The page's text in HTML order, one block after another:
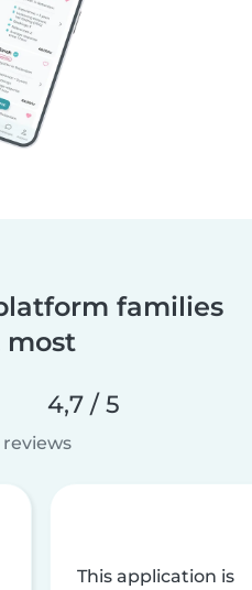
families
4,7 / 5
reviews
This application is